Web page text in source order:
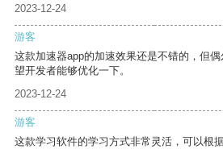
2023-12-24
游客
这款加速器app的加速效果还是不错的，但
望开发者能够优化一下。
2023-12-24
游客
这款学习软件的学习方式非常灵活，可以根